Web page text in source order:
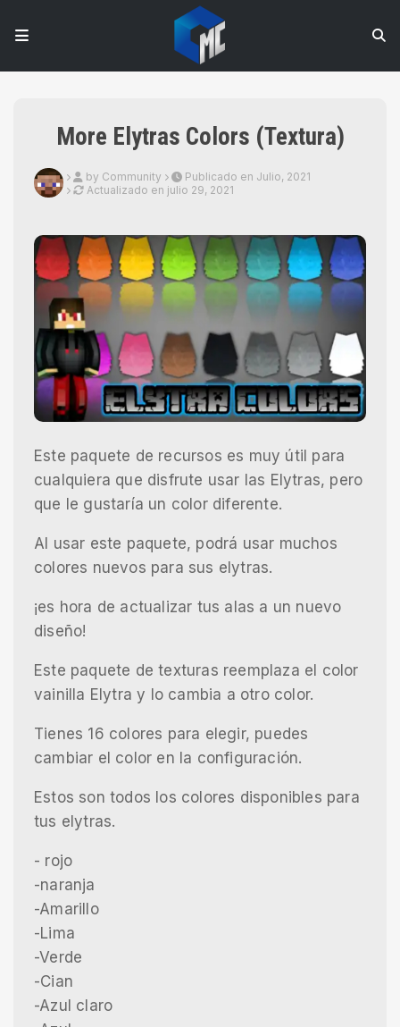
More Elytras Colors (Textura)
by Community
Publicado en Julio, 2021
Actualizado en julio 29, 2021
Este paquete de recursos es muy útil para
cualquiera que disfrute usar las Elytras, pero
que le gustaría un color diferente.
Al usar este paquete, podrá usar muchos
colores nuevos para sus elytras.
¡es hora de actualizar tus alas a un nuevo
diseño!
Este paquete de texturas reemplaza el color
vainilla Elytra y lo cambia a otro color.
Tienes 16 colores para elegir, puedes
cambiar el color en la configuración.
Estos son todos los colores disponibles para
tus elytras.
- rojo
-naranja
-Amarillo
-Lima
-Verde
-Cian
-Azul claro